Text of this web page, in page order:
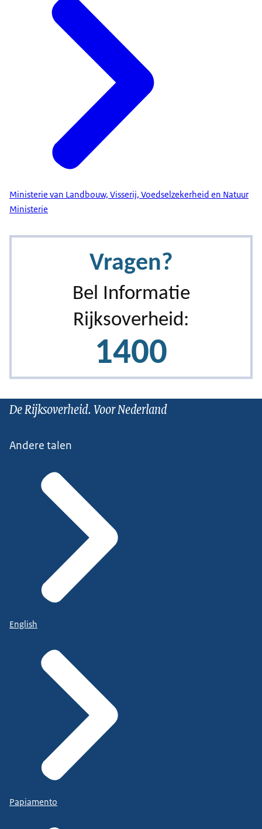
We moeten samenwerken
om deze transitie voor elkaar te krijgen.
Dat betekent grenzen verleggen
en verbindingen maken.
De transitie is al in volle gang!
BEELDTEKST:
HELP JE MEE? TPI.
Ministerie van Landbouw, Visserij, Voedselzekerheid en Natuur
Ministerie
De Rijksoverheid. Voor Nederland
Andere talen
English
Papiamento